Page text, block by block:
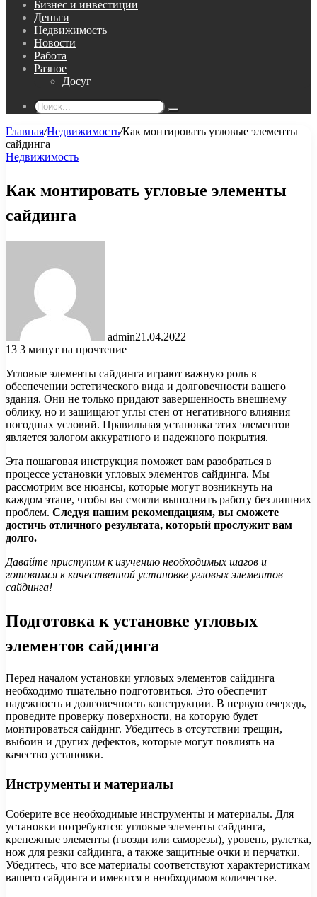
Бизнес и инвестиции
Деньги
Недвижимость
Новости
Работа
Разное
Досуг
Поиск...
Главная/Недвижимость/Как монтировать угловые элементы
сайдинга
Недвижимость
Как монтировать угловые элементы
сайдинга
admin21.04.2022
13 3 минут на прочтение
Угловые элементы сайдинга играют важную роль в
обеспечении эстетического вида и долговечности вашего
здания. Они не только придают завершенность внешнему
облику, но и защищают углы стен от негативного влияния
погодных условий. Правильная установка этих элементов
является залогом аккуратного и надежного покрытия.
Эта пошаговая инструкция поможет вам разобраться в
процессе установки угловых элементов сайдинга. Мы
рассмотрим все нюансы, которые могут возникнуть на
каждом этапе, чтобы вы смогли выполнить работу без лишних
проблем. Следуя нашим рекомендациям, вы сможете
достичь отличного результата, который прослужит вам
долго.
Давайте приступим к изучению необходимых шагов и
готовимся к качественной установке угловых элементов
сайдинга!
Подготовка к установке угловых
элементов сайдинга
Перед началом установки угловых элементов сайдинга
необходимо тщательно подготовиться. Это обеспечит
надежность и долговечность конструкции. В первую очередь,
проведите проверку поверхности, на которую будет
монтироваться сайдинг. Убедитесь в отсутствии трещин,
выбоин и других дефектов, которые могут повлиять на
качество установки.
Инструменты и материалы
Соберите все необходимые инструменты и материалы. Для
установки потребуются: угловые элементы сайдинга,
крепежные элементы (гвозди или саморезы), уровень, рулетка,
нож для резки сайдинга, а также защитные очки и перчатки.
Убедитесь, что все материалы соответствуют характеристикам
вашего сайдинга и имеются в необходимом количестве.